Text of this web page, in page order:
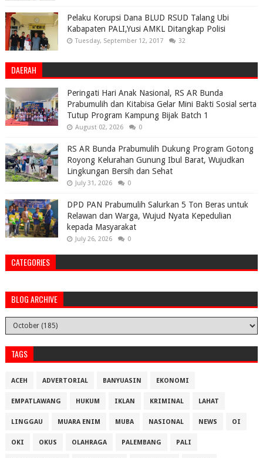
Pelaku Korupsi Dana BLUD RSUD Talang Ubi
Kabapaten PALI,Yusi AMKL Ditangkap Polisi
Tuesday, September 12, 2017 32
DAERAH
Peringati Hari Anak Nasional, RS AR Bunda
Prabumulih dan Kitabisa Gelar Mini Bakti Sosial serta
Tutup Program Kampung Bijak Batch 1
August 02, 2026 0
RS AR Bunda Prabumulih Dukung Program Gotong
Royong Kelurahan Gunung Ibul Barat, Wujudkan
Lingkungan Bersih dan Sehat
July 31, 2026 0
DPD PAN Prabumulih Salurkan 5 Ton Beras untuk
Relawan dan Warga, Wujud Nyata Kepedulian
kepada Masyarakat
July 26, 2026 0
CATEGORIES
BLOG ARCHIVE
TAGS
ACEH ADVERTORIAL BANYUASIN EKONOMI
EMPATLAWANG HUKUM IKLAN KRIMINAL LAHAT
LINGGAU MUARA ENIM MUBA NASIONAL NEWS OI
OKI OKUS OLAHRAGA PALEMBANG PALI